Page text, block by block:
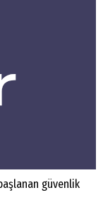
güvenlik